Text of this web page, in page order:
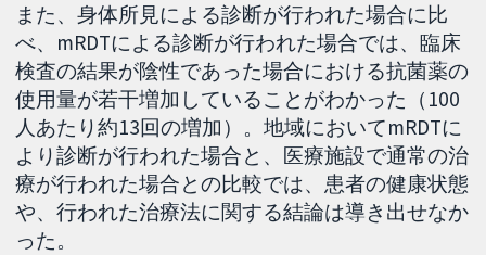
また、身体所見による診断が行われた場合に比
べ、mRDTによる診断が行われた場合では、臨床
検査の結果が陰性であった場合における抗菌薬の
使用量が若干増加していることがわかった（100
人あたり約13回の増加）。地域においてmRDTに
より診断が行われた場合と、医療施設で通常の治
療が行われた場合との比較では、患者の健康状態
や、行われた治療法に関する結論は導き出せなか
った。